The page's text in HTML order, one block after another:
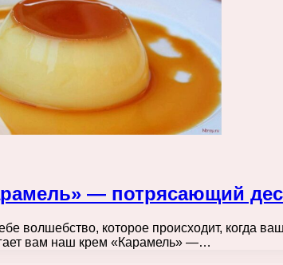
— потрясающий
волшебство, которое происходит, когда
вам наш крем «Карамель» —…